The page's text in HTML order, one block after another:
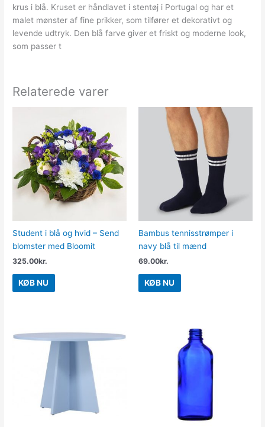
krus i blå. Kruset er håndlavet i stentøj i Portugal og har et
malet mønster af fine prikker, som tilfører et dekorativt og
levende udtryk. Den blå farve giver et friskt og moderne look,
som passer t
Relaterede varer
Student i blå og hvid – Send
blomster med Bloomit
325.00kr.
KØB NU
Bambus tennisstrømper i
navy blå til mænd
69.00kr.
KØB NU